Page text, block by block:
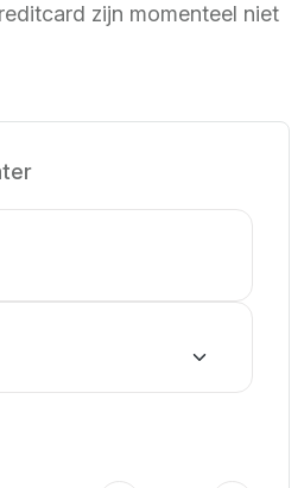
zijn momenteel niet